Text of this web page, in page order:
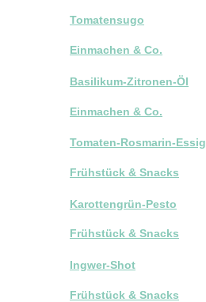
Tomatensugo
Einmachen & Co.
Basilikum-Zitronen-Öl
Einmachen & Co.
Tomaten-Rosmarin-Essig
Frühstück & Snacks
Karottengrün-Pesto
Frühstück & Snacks
Ingwer-Shot
Frühstück & Snacks